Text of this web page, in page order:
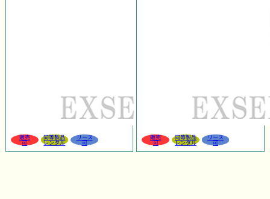
販売
可
同等製品
レンタル
リース
可
販売
可
同等製品
レンタル
リース
可